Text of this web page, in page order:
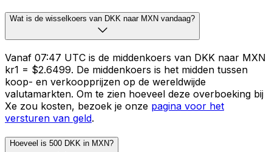
Wat is de wisselkoers van DKK naar MXN vandaag?
Vanaf 07:47 UTC is de middenkoers van DKK naar MXN
kr1 = $2.6499. De middenkoers is het midden tussen
koop- en verkoopprijzen op de wereldwijde
valutamarkten. Om te zien hoeveel deze overboeking bij
Xe zou kosten, bezoek je onze pagina voor het
versturen van geld.
Hoeveel is 500 DKK in MXN?